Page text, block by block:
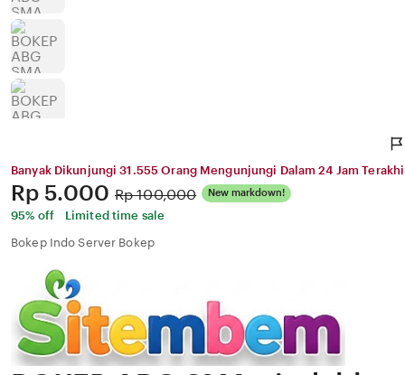
Banyak Dikunjungi 31.555 Orang Mengunjungi Dalam 24 Jam
Price:
Rp 5.000 Original
Price:
Rp 100,000 New markdown!
95% off
Limited time sale
Bokep Indo Server Bokep